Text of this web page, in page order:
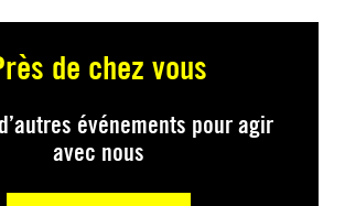
de chez vous
événements pour agir
avec nous